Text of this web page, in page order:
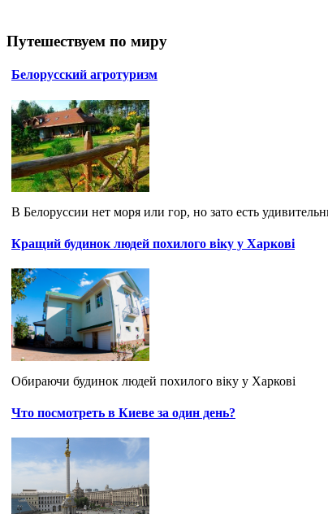
Путешествуем по миру
Белорусский агротуризм
В Белоруссии нет моря или гор, но зато есть
Кращий будинок людей похилого віку у Харкові
Обираючи будинок людей похилого віку у Харкові
Что посмотреть в Киеве за один день?